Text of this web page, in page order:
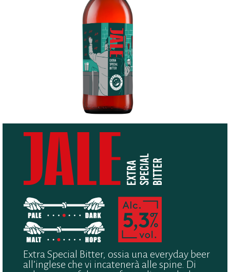
Extra Special Bitter, ossia una everyday beer
all’inglese che vi incatenerà alle spine. Di